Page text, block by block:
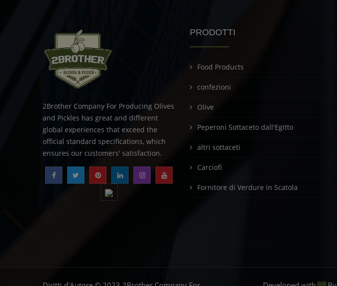
2Brother Company For Producing Olives
and Pickles has great and different
global experiences that exceed the
official standard specifications, which
ensures our customers' satisfaction.
PRODOTTI
Food Products
confezioni
Olive
Peperoni Sottaceto dall'Egitto
altri sottaceti
Carciofi
Fornitore di Verdure in Scatola